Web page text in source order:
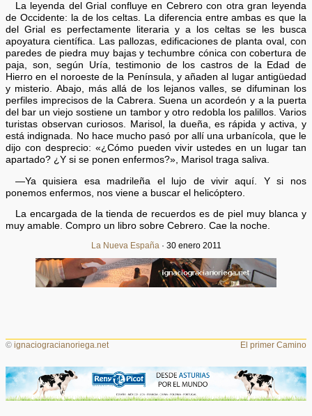
La leyenda del Grial confluye en Cebrero con otra gran leyenda
de Occidente: la de los celtas. La diferencia entre ambas es que la
del Grial es perfectamente literaria y a los celtas se les busca
apoyatura científica. Las pallozas, edificaciones de planta oval, con
paredes de piedra muy bajas y techumbre cónica con cobertura de
paja, son, según Uría, testimonio de los castros de la Edad de
Hierro en el noroeste de la Península, y añaden al lugar antigüedad
y misterio. Abajo, más allá de los lejanos valles, se difuminan los
perfiles imprecisos de la Cabrera. Suena un acordeón y a la puerta
del bar un viejo sostiene un tambor y otro redobla los palillos. Varios
turistas observan curiosos. Marisol, la dueña, es rápida y activa, y
está indignada. No hace mucho pasó por allí una urbanícola, que le
dijo con desprecio: «¿Cómo pueden vivir ustedes en un lugar tan
apartado? ¿Y si se ponen enfermos?», Marisol traga saliva.
—Ya quisiera esa madrileña el lujo de vivir aquí. Y si nos
ponemos enfermos, nos viene a buscar el helicóptero.
La encargada de la tienda de recuerdos es de piel muy blanca y
muy amable. Compro un libro sobre Cebrero. Cae la noche.
La Nueva España · 30 enero 2011
©ignaciogracianoriega.net El primer Camino